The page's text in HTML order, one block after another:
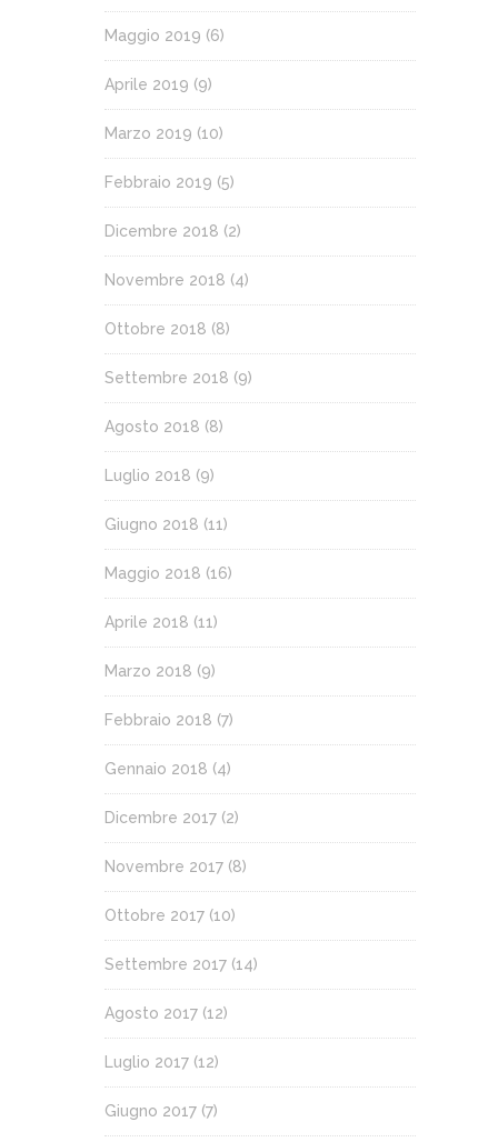
Maggio 2019 (6)
Aprile 2019 (9)
Marzo 2019 (10)
Febbraio 2019 (5)
Dicembre 2018 (2)
Novembre 2018 (4)
Ottobre 2018 (8)
Settembre 2018 (9)
Agosto 2018 (8)
Luglio 2018 (9)
Giugno 2018 (11)
Maggio 2018 (16)
Aprile 2018 (11)
Marzo 2018 (9)
Febbraio 2018 (7)
Gennaio 2018 (4)
Dicembre 2017 (2)
Novembre 2017 (8)
Ottobre 2017 (10)
Settembre 2017 (14)
Agosto 2017 (12)
Luglio 2017 (12)
Giugno 2017 (7)